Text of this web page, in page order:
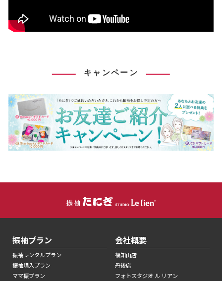
キャンペーン
振袖プラン
振袖レンタルプラン
振袖購入プラン
ママ振プラン
会社概要
福知山店
丹後店
フォトスタジオ ル リアン